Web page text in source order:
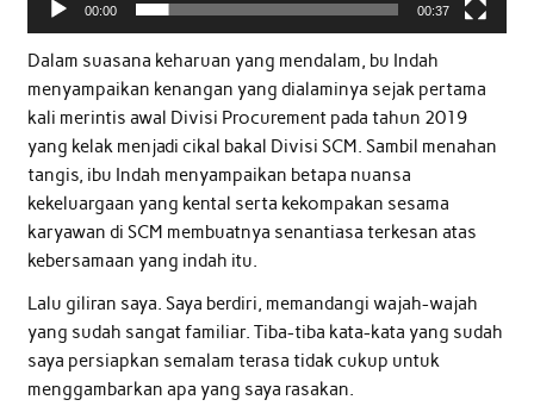
00:00 00:37
Dalam suasana keharuan yang mendalam, bu Indah
menyampaikan kenangan yang dialaminya sejak pertama
kali merintis awal Divisi Procurement pada tahun 2019
yang kelak menjadi cikal bakal Divisi SCM. Sambil menahan
tangis, ibu Indah menyampaikan betapa nuansa
kekeluargaan yang kental serta kekompakan sesama
karyawan di SCM membuatnya senantiasa terkesan atas
kebersamaan yang indah itu.
Lalu giliran saya. Saya berdiri, memandangi wajah-wajah
yang sudah sangat familiar. Tiba-tiba kata-kata yang sudah
saya persiapkan semalam terasa tidak cukup untuk
menggambarkan apa yang saya rasakan.